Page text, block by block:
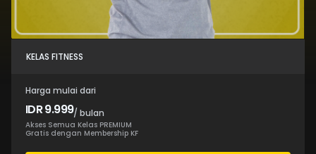
KELAS FITNESS
Harga mulai dari
IDR 9.999/ bulan
Akses Semua Kelas PREMIUM
Gratis dengan Membership KF